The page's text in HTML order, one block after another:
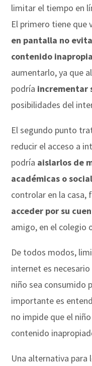
limitar el tiempo en
El primero tiene que
en pantalla no
contenido
aumentarlo, ya que
podría incrementar
posibilidades del
El segundo punto
reducir el acceso a
podría aislarlos de
académicas o
controlar en la casa,
acceder por su
amigo, en el colegio
De todos modos,
internet es
niño sea consumido
importante es
no impide que el
contenido
Una alternativa para